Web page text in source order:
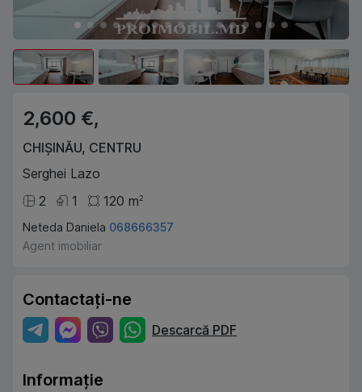
2,600 €,
CHIȘINĂU, CENTRU
Serghei Lazo
2
1 120 m2
Neteda Daniela 068666357
Agent imobiliar
Contactați-ne
Descarcă PDF
Informație